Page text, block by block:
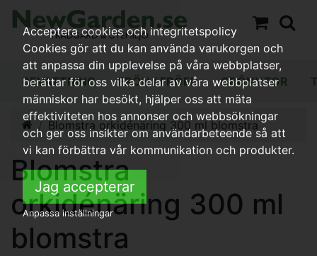
BEVATTNING FRÖN / FRÖER GRÖNYTOR
Blomstra orkidénäring 300 ml blomstra
Blomstra
orkidénäring 300 ml
blomstra
Acceptera cookies och integritetspolicy
Cookies gör att du kan använda varukorgen och
att anpassa din upplevelse på våra webbplatser,
berättar för oss vilka delar av våra webbplatser
människor har besökt, hjälper oss att mäta
effektiviteten hos annonser och webbsökningar
och ger oss insikter om användarbeteende så att
vi kan förbättra vår kommunikation och produkter.
Jag accepterar
Anpassa inställningar